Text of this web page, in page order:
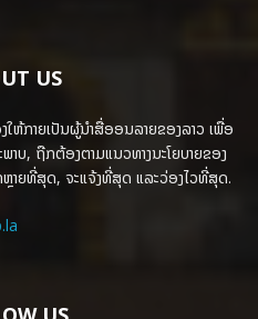
US
ໃຫ້ກາຍເປັນຜູ້ນຳສື່ອອນລາຍຂອງລາວ ເພື່ອ
ບ, ຖືກຕ້ອງຕາມແນວທາງນະໂຍບາຍຂອງ
າຍທີ່ສຸດ, ຈະແຈ້ງທີ່ສຸດ ແລະວ່ອງໄວທີ່ສຸດ.